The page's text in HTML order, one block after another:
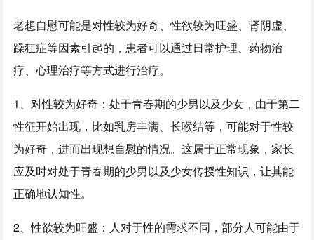
老想自慰可能是对性较为好奇、性欲较为旺盛、肾阴虚、
躁狂症等因素引起的，患者可以通过日常护理、药物治
疗、心理治疗等方式进行治疗。
1、对性较为好奇：处于青春期的少男以及少女，由于第二
性征开始出现，比如乳房丰满、长喉结等，可能对于性较
为好奇，进而出现想自慰的情况。这属于正常现象，家长
应及时对处于青春期的少男以及少女传授性知识，让其能
正确地认知性。
2、性欲较为旺盛：人对于性的需求不同，部分人可能由于